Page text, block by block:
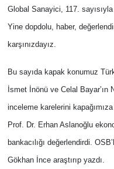
Global Sanayici, 117.
Yine dopdolu, haber,
karşınızdayız.
Bu sayıda kapak konumuz
İsmet İnönü ve Celal Bayar’ın
inceleme karelerini
Prof. Dr. Erhan Aslanoğlu
bankacılığı değerlendirdi.
Gökhan İnce araştırıp yazdı.